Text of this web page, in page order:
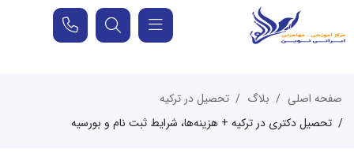
صفحه اصلی بلاگ
تحصیل در ترکیه
تحصیل دکتری در ترکیه + هزینه‌ها، شرایط ثبت نام و بورسیه